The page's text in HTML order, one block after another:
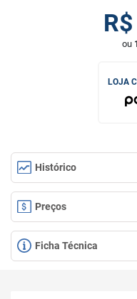
R$
ou
LOJA
Histórico
Preços
Ficha Técnica